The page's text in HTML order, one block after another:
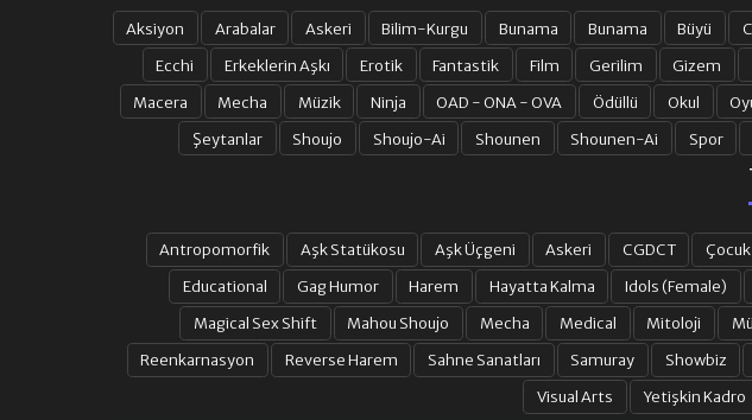
Aksiyon Arabalar Askeri Bilim-Kurgu Bunama Bunama Büyü
Ecchi
Erkeklerin Aşkı Erotik Fantastik Film Gerilim Gizem
Macera
Mecha Müzik Ninja OAD - ONA - OVA Ödüllü Okul
Şeytanlar
Shoujo Shoujo-Ai Shounen Shounen-Ai Spor
Antropomorfik Aşk Statükosu Aşk Üçgeni Askeri CGDCT Çocuk
Educational
Gag Humor Harem Hayatta Kalma Idols (Female)
Magical Sex Shift
Mahou Shoujo Mecha Medical Mitoloji
Reenkarnasyon
Reverse Harem Sahne Sanatları Samuray Showbiz
Visual Arts
Yetişkin Kadro